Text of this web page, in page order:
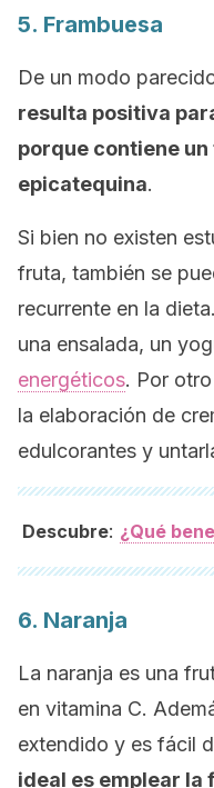
5. Frambuesa
De un modo
resulta positiva
porque contiene
epicatequina.
Si bien no existen
fruta, también se
recurrente en la
una ensalada, un
energéticos. Por
la elaboración de
edulcorantes y
Descubre: ¿Qué
6. Naranja
La naranja es una
en vitamina C.
extendido y es fácil
ideal es emplear la